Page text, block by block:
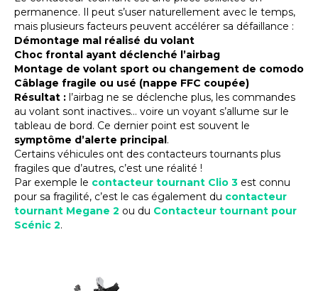
permanence. Il peut s’user naturellement avec le temps,
mais plusieurs facteurs peuvent accélérer sa défaillance :
Démontage mal réalisé du volant
Choc frontal ayant déclenché l’airbag
Montage de volant sport ou changement de comodo
Câblage fragile ou usé (nappe FFC coupée)
Résultat : l’airbag ne se déclenche plus, les commandes
au volant sont inactives… voire un voyant s’allume sur le
tableau de bord. Ce dernier point est souvent le
symptôme d’alerte principal .
Certains véhicules ont des contacteurs tournants plus
fragiles que d’autres, c’est une réalité !
Par exemple le contacteur tournant Clio 3 est connu
pour sa fragilité, c’est le cas également du contacteur
tournant Megane 2 ou du Contacteur tournant pour
Scénic 2.